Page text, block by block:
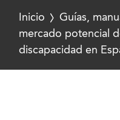
Inicio Guías,
mercado potencial
discapacidad en